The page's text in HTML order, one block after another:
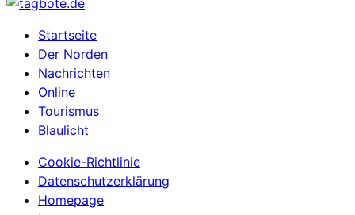
Startseite
Der Norden
Nachrichten
Online
Tourismus
Blaulicht
Cookie-Richtlinie
Datenschutzerklärung
Homepage